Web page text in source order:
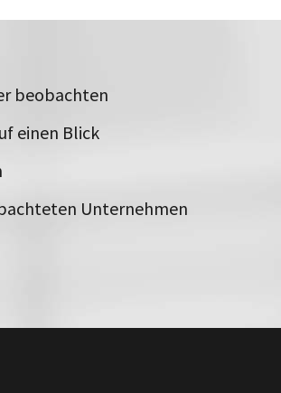
beobachten
einen Blick
Unternehmen